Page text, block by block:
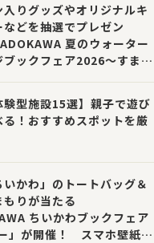
りグッズやオリジナルキ
などを抽選でプレゼン
夏のウォーター
ブックフェア2026～すまな
験型施設15選】親子で遊び
る！おすすめスポットを厳
かわ」のトートバッグ＆
りが当たる
ちいかわブックフェア
」が開催！ スマホ壁紙は